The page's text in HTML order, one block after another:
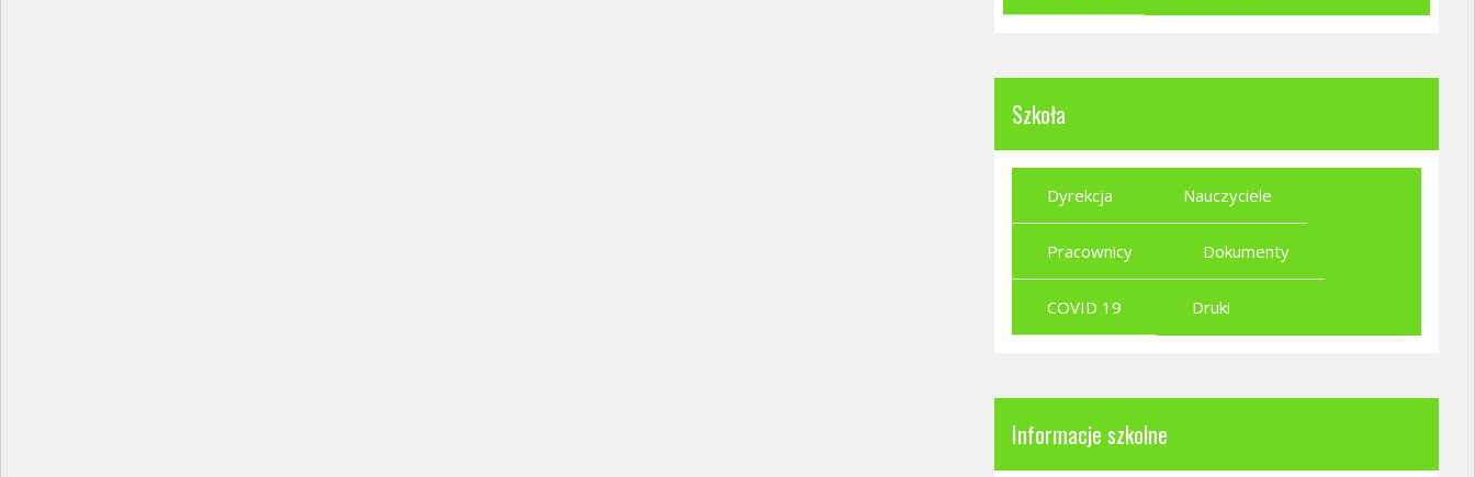
Szkoła
Dyrekcja Nauczyciele
Pracownicy Dokumenty
COVID 19 Druki
Informacje szkolne